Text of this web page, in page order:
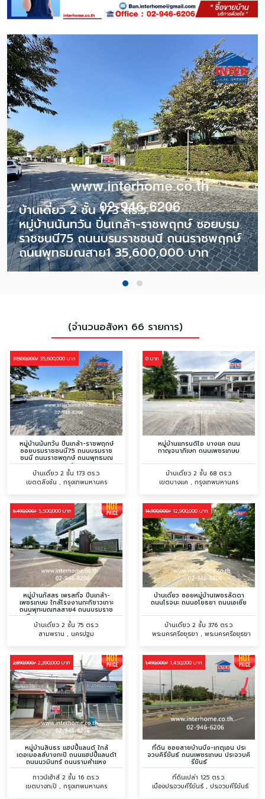
บ้านเดี่ยว 2 ชั้น 173 ตร.ว.
หมู่บ้านนันทวัน ปิ่นเกล้า-ราชพฤกษ์ ซอยบรม
ราชชนนี75 ถนนบรมราชชนนี ถนนราชพฤกษ์
ถนนพุทธมณสาย1 35,600,000 บาท
(จำนวนอสังหา 66 รายการ)
37,500,000/ 35,600,000 บาท
หมู่บ้านนันทวัน ปิ่นเกล้า-ราชพฤกษ์
ซอยบรมราชชนนี75 ถนนบรมราช
ชนนี ถนนราชพฤกษ์ ถนนพุทธมณ
สาย1
บ้านเดี่ยว 2 ชั้น 173 ตร.ว.
เขตตลิ่งชัน , กรุงเทพมหานคร
0 บาท
หมู่บ้านแกรนดิโอ บางแค ถนน
กาญจนาภิเษก ถนนเพชรเกษม
บ้านเดี่ยว 2 ชั้น 68 ตร.ว.
เขตบางแค , กรุงเทพมหานคร
6,490,000/ 5,500,000 บาท
หมู่บ้านภัสสร เพรสทีจ ปิ่นเกล้า-
เพชรเกษม ใกล้โรงงานกะทิชาวเกาะ
ถนนพุทะมณฑลสาย4 ถนนบรมราช
ชนนี ถนนเพชรเกษม ถนนพุทธสาคร
บ้านเดี่ยว 2 ชั้น 75 ตร.ว.
สามพราน , นครปฐม
14,900,000/ 12,900,000 บาท
บ้านเดี่ยว ซอยหมู่บ้านเพชรลัดดา
ถนนโรจนะ ถนนอโยธยา ถนนเอเซีย
บ้านเดี่ยว 2 ชั้น 376 ตร.ว.
พระนครศรีอยุธยา , พระนครศรีอยุธยา
2,890,000/ 2,390,000 บาท
หมู่บ้านสินธร แฮปปี้แลนด์ ใกล้
เดอะมอลล์บางกะปิ ถนนแฮปปี้แลนด์1
ถนนนวมินทร์ ถนนรามคำแหง
ทาวน์เฮ้าส์ 2 ชั้น 16 ตร.ว.
เขตบางกะปิ , กรุงเทพมหานคร
1,490,000/ 1,450,000 บาท
ที่ดิน ซอยสายบ้านบึง-เกตุเอน ประ
จวบคิรีขันธ์ ถนนเพชรเกษม ประจวบคิ
รีขันธ์
ที่ดินเปล่า 125 ตร.ว.
เมืองประจวบคีรีขันธ์ , ประจวบคีรีขันธ์